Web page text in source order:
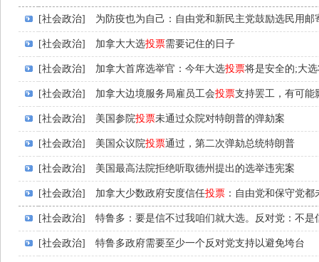
[社会政治] 为防疫也为自己：自由党和新民主党鼓励选民用邮
[社会政治] 加拿大大选投票需要记住的日子
[社会政治] 加拿大首席选举官：今年大选投票将是安全的;大
[社会政治] 加拿大边境服务局雇员工会投票支持罢工，有可能
[社会政治] 美国参院投票未通过众院对特朗普的弹劾案
[社会政治] 美国众议院投票通过，第二次弹劾总统特朗普
[社会政治] 美国最高法院拒绝听取德州提出的选举违宪案
[社会政治] 加拿大少数政府安度信任投票 ：自由党和保守党都
[社会政治] 特鲁多：要是信不过我咱们就大选。反对党：不是
[社会政治] 特鲁多政府需要至少一个反对党支持以避免垮台